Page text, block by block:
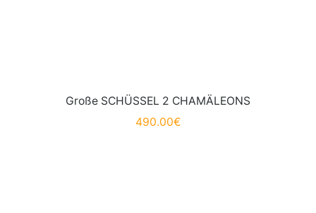
Große SCHÜSSEL 2 CHAMÄLEONS
490.00€